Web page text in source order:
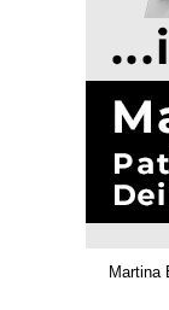
Martina